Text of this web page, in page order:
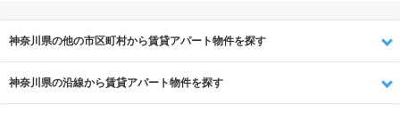
神奈川県の他の市区町村から賃貸アパート物件を探す
神奈川県の沿線から賃貸アパート物件を探す